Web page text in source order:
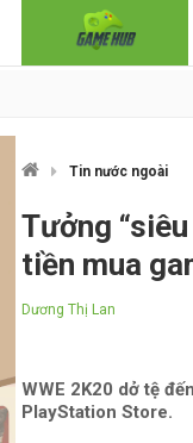
Tin nước ngoài
Tưởng
tiền mua
Dương Thị Lan
WWE 2K20 dở tệ
PlayStation Store.